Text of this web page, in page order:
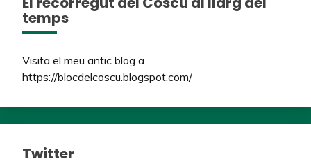
temps
Visita el meu antic blog a
https://blocdelcoscu.blogspot.com/
Twitter